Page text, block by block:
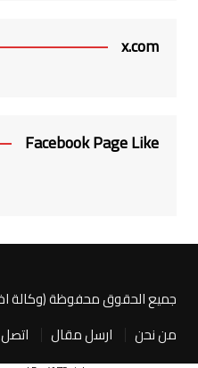
x.com
Facebook Page Like
جميع الحقوق محفوظة (وكالة اخر
من نحن
ارسل مقال اتصل